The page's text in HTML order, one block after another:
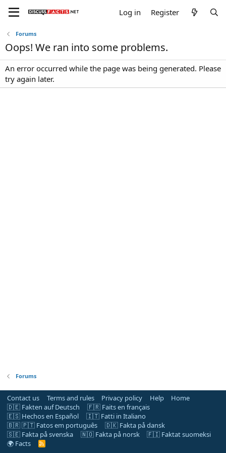
Log in Register
Forums
Oops! We ran into some problems.
An error occurred while the page was being generated. Please
try again later.
Forums
Contact us Terms and rules Privacy policy Help
Home
🇩🇪 Fakten auf Deutsch
🇫🇷 Faits en français
🇪🇸 Hechos en Español
🇮🇹 Fatti in Italiano
🇧🇷 🇵🇹 Fatos em português
🇩🇰 Fakta på dansk
🇸🇪 Fakta på svenska
🇳🇴 Fakta på norsk
🇫🇮 Faktat suomeksi
🌍 Facts
R